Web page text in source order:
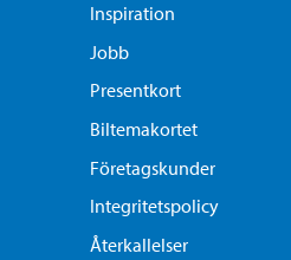
Inspiration
Jobb
Presentkort
Biltemakortet
Företagskunder
Integritetspolicy
Återkallelser